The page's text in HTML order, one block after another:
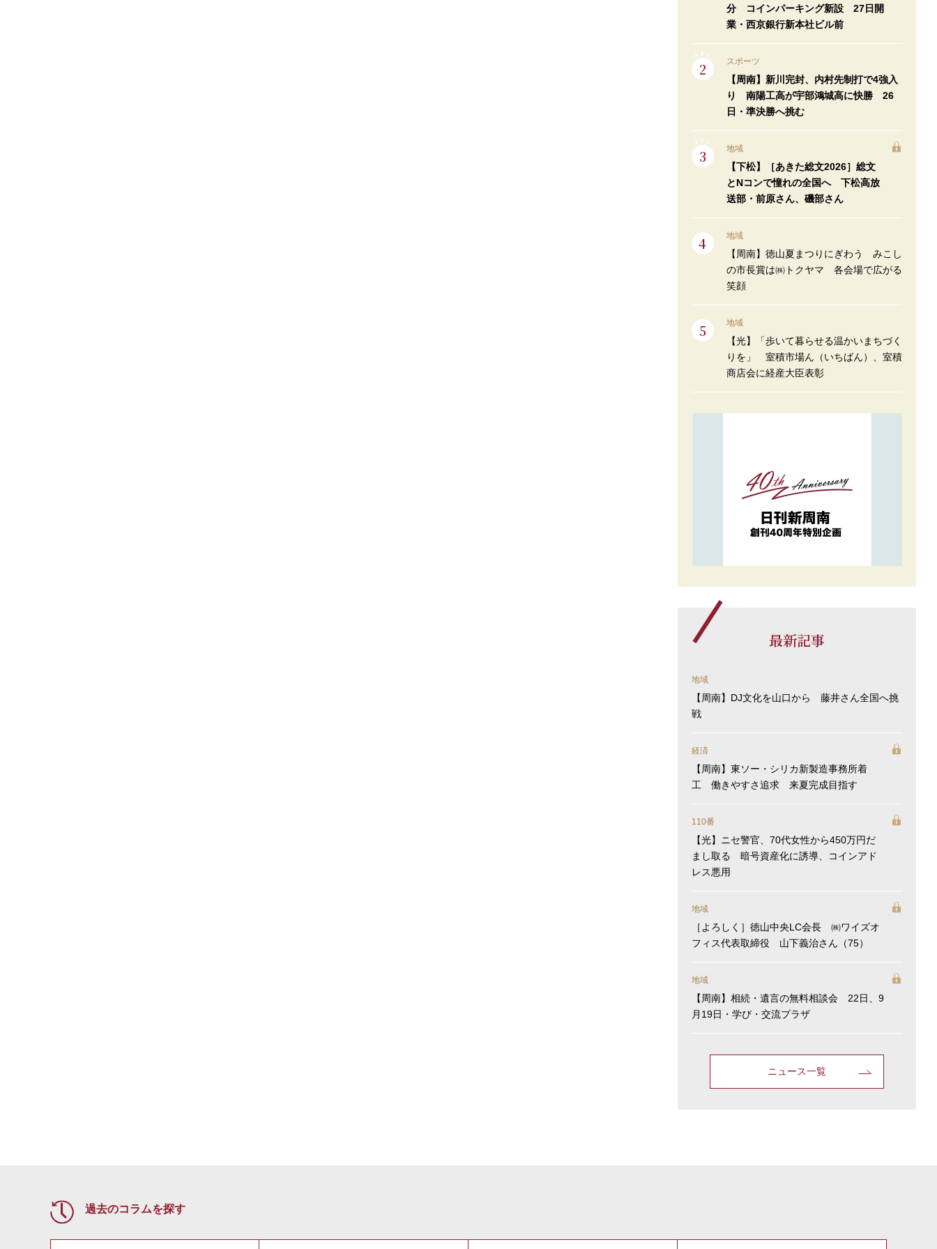
分 コインパーキング新設 27日開
業・西京銀行新本社ビル前
スポーツ
【周南】新川完封、内村先制打で4強入
り 南陽工高が宇部鴻城高に快勝 26
日・準決勝へ挑む
地域
【下松】［あきた総文2026］総文
とNコンで憧れの全国へ 下松高放
送部・前原さん、磯部さん
地域
【周南】徳山夏まつりにぎわう みこし
の市長賞は㈱トクヤマ 各会場で広がる
笑顔
地域
【光】「歩いて暮らせる温かいまちづく
りを」 室積市場ん（いちばん）、室積
商店会に経産大臣表彰
最新記事
地域
【周南】DJ文化を山口から 藤井さん全国へ挑
戦
経済
【周南】東ソー・シリカ新製造事務所着
工 働きやすさ追求 来夏完成目指す
110番
【光】ニセ警官、70代女性から450万円だ
まし取る 暗号資産化に誘導、コインアド
レス悪用
地域
［よろしく］徳山中央LC会長 ㈱ワイズオ
フィス代表取締役 山下義治さん（75）
地域
【周南】相続・遺言の無料相談会 22日、9
月19日・学び・交流プラザ
ニュース一覧
過去のコラムを探す